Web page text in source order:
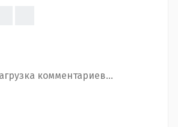
комментариев...